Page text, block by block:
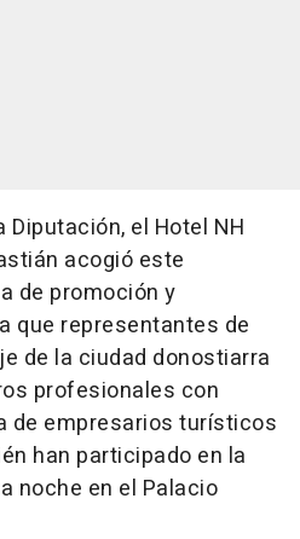
el Hotel NH
acogió este
de promoción y
que representantes de
de la ciudad donostiarra
profesionales con
de empresarios turísticos
han participado en la
noche en el Palacio